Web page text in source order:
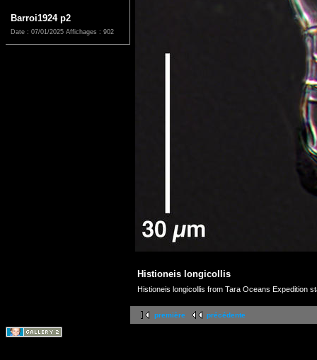
Barroi1924 p2
Date : 07/01/2025 Affichages : 902
Histioneis longicollis
Histioneis longicollis from Tara Oceans Expedition
première précédente